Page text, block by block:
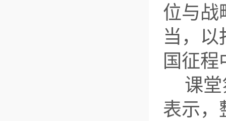
位与战
当，以
国征
课
表示，